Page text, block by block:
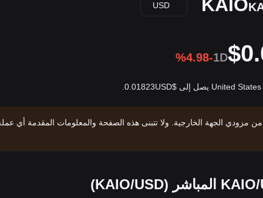
USD
%4.98-1D
من مزودي الجهة الخارجية. ولا تتبنى هذه الصفحة والمعلومات المقدمة أي